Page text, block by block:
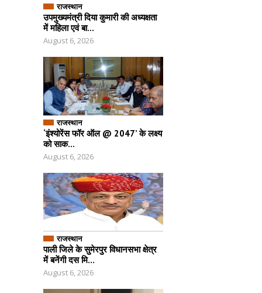
राजस्थान
उपमुख्यमंत्री दिया कुमारी की अध्यक्षता
में महिला एवं बा...
August 6, 2026
राजस्थान
‘इंश्योरेंस फॉर ऑल @ 2047’ के लक्ष्य
को साक...
August 6, 2026
राजस्थान
पाली जिले के सुमेरपुर विधानसभा क्षेत्र
में बनेंगी दस मि...
August 6, 2026